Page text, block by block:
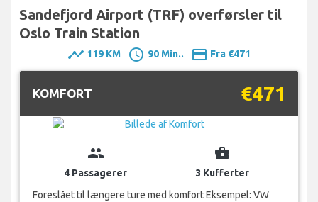
Sandefjord Airport (TRF) overførsler til
Oslo Train Station
timeline 119 KM schedule 90 Min.. payment Fra €471
KOMFORT €471
group
4 Passagerer
business_center
3 Kufferter
Foreslået til længere ture med komfort Eksempel: VW